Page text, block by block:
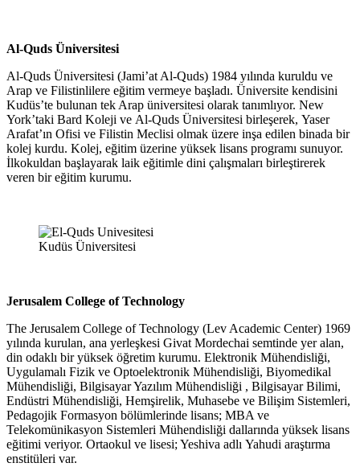
Al-Quds Üniversitesi
Al-Quds Üniversitesi (Jami’at Al-Quds) 1984 yılında kuruldu ve
Arap ve Filistinlilere eğitim vermeye başladı. Üniversite kendisini
Kudüs’te bulunan tek Arap üniversitesi olarak tanımlıyor. New
York’taki Bard Koleji ve Al-Quds Üniversitesi birleşerek, Yaser
Arafat’ın Ofisi ve Filistin Meclisi olmak üzere inşa edilen binada bir
kolej kurdu. Kolej, eğitim üzerine yüksek lisans programı sunuyor.
İlkokuldan başlayarak laik eğitimle dini çalışmaları birleştirerek
veren bir eğitim kurumu.
Kudüs Üniversitesi
Jerusalem College of Technology
The Jerusalem College of Technology (Lev Academic Center) 1969
yılında kurulan, ana yerleşkesi Givat Mordechai semtinde yer alan,
din odaklı bir yüksek öğretim kurumu. Elektronik Mühendisliği,
Uygulamalı Fizik ve Optoelektronik Mühendisliği, Biyomedikal
Mühendisliği, Bilgisayar Yazılım Mühendisliği , Bilgisayar Bilimi,
Endüstri Mühendisliği, Hemşirelik, Muhasebe ve Bilişim Sistemleri,
Pedagojik Formasyon bölümlerinde lisans; MBA ve
Telekomünikasyon Sistemleri Mühendisliği dallarında yüksek lisans
eğitimi veriyor. Ortaokul ve lisesi; Yeshiva adlı Yahudi araştırma
enstitüleri var.